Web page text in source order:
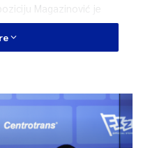
Magazinović je
ima čast biti dio
Vijeću Evrope, kako kaže,
vremenu. Nekada je
Vijeća Evrope nego na